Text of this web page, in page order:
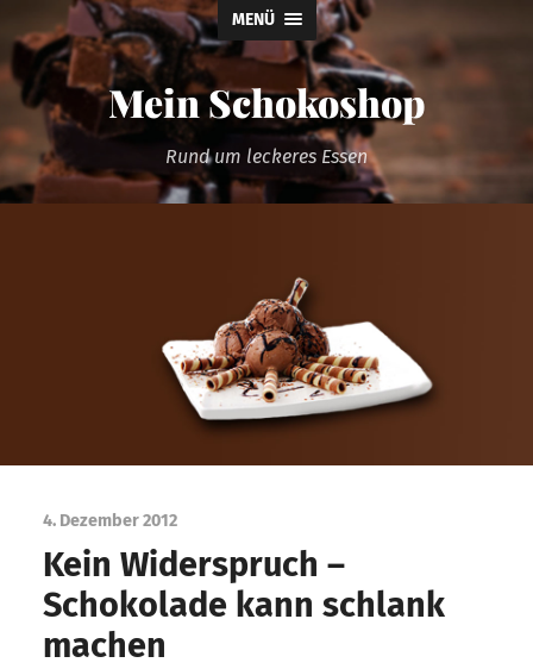
MENÜ
Mein Schokoshop
Rund um leckeres Essen
4. Dezember 2012
Kein Widerspruch –
Schokolade kann schlank
machen